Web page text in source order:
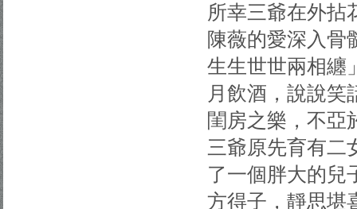
所幸三爺在外拈
陳薇的愛深入骨
生生世世兩相纏
月飲酒，說說笑
閨房之樂，不亞
三爺原先育有二
了一個胖大的兒
方得子，靜思堪